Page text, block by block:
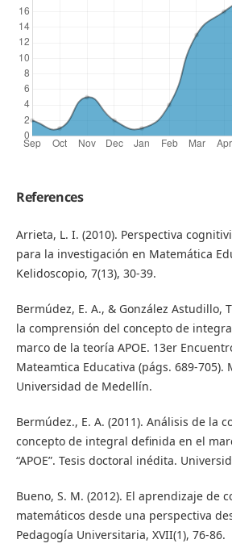
References
Arrieta, L. I. (2010). Perspectiva
para la investigación en Matemática
Kelidoscopio, 7(13), 30-39.
Bermúdez, E. A., & González Astudillo,
la comprensión del concepto de
marco de la teoría APOE. 13er
Mateamtica Educativa (págs. 689-705).
Universidad de Medellín.
Bermúdez., E. A. (2011). Análisis de la
concepto de integral definida en el
“APOE”. Tesis doctoral inédita.
Bueno, S. M. (2012). El aprendizaje de
matemáticos desde una perspectiva
Pedagogía Universitaria, XVII(1), 76-86.